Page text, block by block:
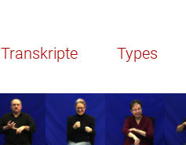
Transkripte Types